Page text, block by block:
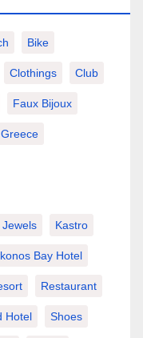
Bike
Clothings Club
Faux Bijoux
Greece
Jewels Kastro
Bay Hotel
Restaurant
Hotel Shoes